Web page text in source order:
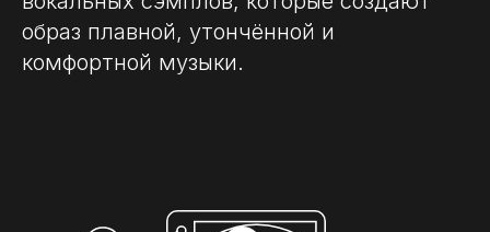
образ плавной, утончённой и
комфортной музыки.